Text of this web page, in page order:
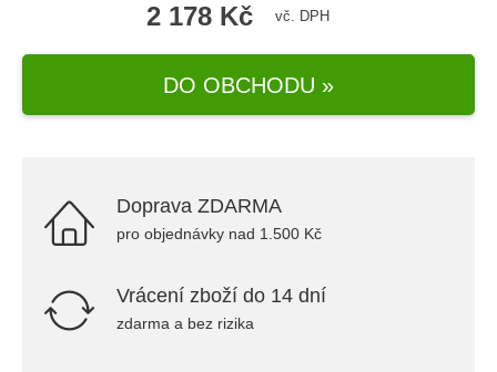
2 178 Kč vč. DPH
DO OBCHODU »
Doprava ZDARMA
pro objednávky nad 1.500 Kč
Vrácení zboží do 14 dní
zdarma a bez rizika